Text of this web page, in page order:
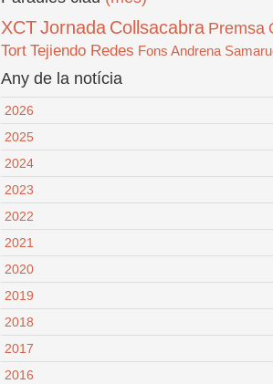
XCTJornada Collsacabra Premsa
Tort Tejiendo Redes Fons Andrena
Any de la notícia
2026
2025
2024
2023
2022
2021
2020
2019
2018
2017
2016